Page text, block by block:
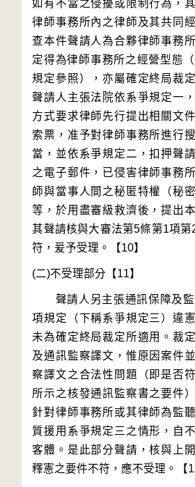
如有不當之侵擾或限制行為，
律師事務所內之律師及其共同
查本件聲請人為合夥律師事務
定得為律師事務所之經營型態
規定參照），亦屬確定終局裁
聲請人主張法院依系爭規定一
方式要求律師先行提出相關文
索票，准予對律師事務所進行
當，並依系爭規定二，扣押聲
之電子郵件，已侵害律師事務
師與當事人間之秘匿特權（秘
等，於用盡審級救濟後，提出
其聲請核與大審法第5條第1項第
聲請人另主張通訊保障及監
項規定（下稱系爭規定三）違
未為確定終局裁定所適用。裁
及通訊監察譯文，惟原因案件
察譯文之合法性問題（即是否
所示之核發通訊監察書之要件
針對律師事務所或其律師為監
質援用系爭規定三之情形，自
客體。是此部分聲請，核與上